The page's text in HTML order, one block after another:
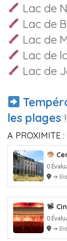
Lac de
Lac de
Lac de
Lac de
Lac de
les plages
A PROXIMITE :
0
➔
0
➔